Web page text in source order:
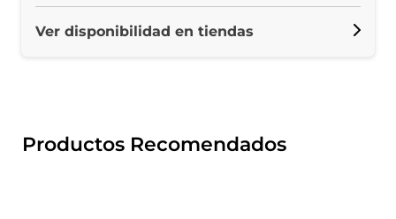
Ver disponibilidad en tiendas
Productos Recomendados